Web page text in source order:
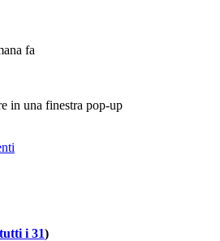
fa
in una finestra pop-up
i 31)